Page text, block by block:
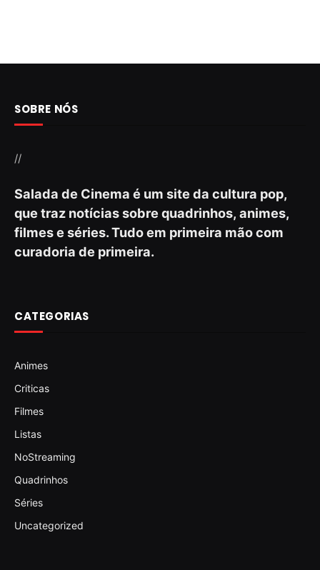
SOBRE NÓS
//
Salada de Cinema é um site da cultura pop,
que traz notícias sobre quadrinhos, animes,
filmes e séries. Tudo em primeira mão com
curadoria de primeira.
CATEGORIAS
Animes
Criticas
Filmes
Listas
NoStreaming
Quadrinhos
Séries
Uncategorized